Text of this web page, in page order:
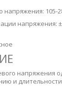
напряжения: 105-
напряжения:
напряжения
и